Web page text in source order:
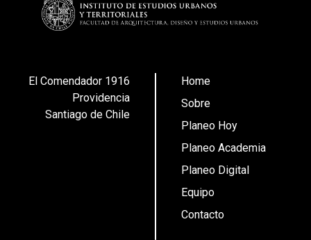
El Comendador 1916
Providencia
Santiago de Chile
Home
Sobre
Planeo Hoy
Planeo Academia
Planeo Digital
Equipo
Contacto